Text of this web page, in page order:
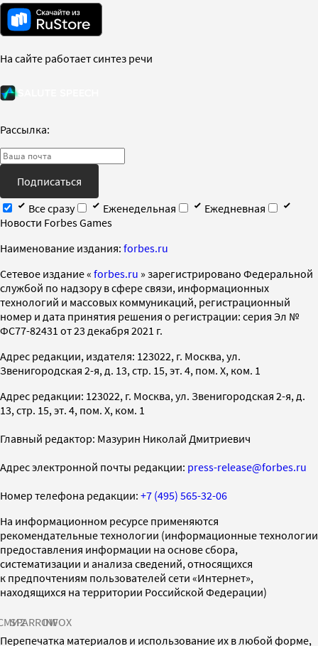
На сайте работает синтез речи
Рассылка:
Подписаться
Все сразу
Еженедельная
Ежедневная
Новости Forbes Games
Наименование издания: forbes.ru
Cетевое издание « forbes.ru » зарегистрировано Федеральной
службой по надзору в сфере связи, информационных
технологий и массовых коммуникаций, регистрационный
номер и дата принятия решения о регистрации: серия Эл №
ФС77-82431 от 23 декабря 2021 г.
Адрес редакции, издателя: 123022, г. Москва, ул.
Звенигородская 2-я, д. 13, стр. 15, эт. 4, пом. X, ком. 1
Адрес редакции: 123022, г. Москва, ул. Звенигородская 2-я, д.
13, стр. 15, эт. 4, пом. X, ком. 1
Главный редактор: Мазурин Николай Дмитриевич
Адрес электронной почты редакции: press-release@forbes.ru
Номер телефона редакции: +7 (495) 565-32-06
На информационном ресурсе применяются
рекомендательные технологии (информационные технологии
предоставления информации на основе сбора,
систематизации и анализа сведений, относящихся
к предпочтениям пользователей сети «Интернет»,
находящихся на территории Российской Федерации)
SPARROWINFOX
Перепечатка материалов и использование их в любой форме,